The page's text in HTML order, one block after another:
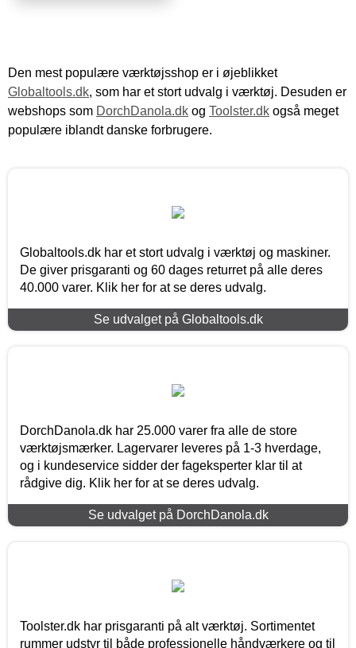
Den mest populære værktøjsshop er i øjeblikket
Globaltools.dk, som har et stort udvalg i værktøj. Desuden er
webshops som DorchDanola.dk og Toolster.dk også meget
populære iblandt danske forbrugere.
Globaltools.dk har et stort udvalg i værktøj og maskiner.
De giver prisgaranti og 60 dages returret på alle deres
40.000 varer. Klik her for at se deres udvalg.
Se udvalget på Globaltools.dk
DorchDanola.dk har 25.000 varer fra alle de store
værktøjsmærker. Lagervarer leveres på 1-3 hverdage,
og i kundeservice sidder der fageksperter klar til at
rådgive dig. Klik her for at se deres udvalg.
Se udvalget på DorchDanola.dk
Toolster.dk har prisgaranti på alt værktøj. Sortimentet
rummer udstyr til både professionelle håndværkere og til